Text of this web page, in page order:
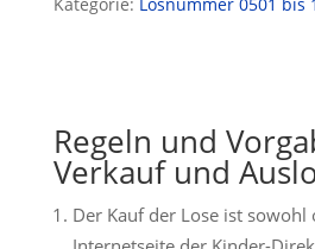
Kategorie: Losnummer 0501 bis
Regeln und
Verkauf und
Der Kauf der Lose ist